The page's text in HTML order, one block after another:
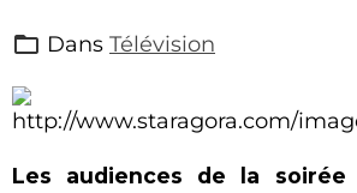
Dans Télévision
Les audiences de la